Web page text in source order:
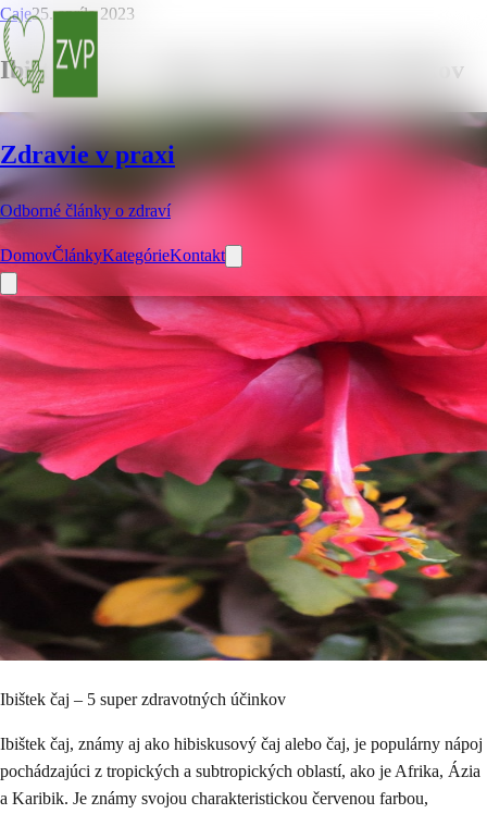
Zdravie v praxi
Odborné články o zdraví
DomovČlánkyKategórieKontakt
Caje25. apríla 2023
Ibištek čaj – 5 super zdravotných účinkov
Ibištek čaj – 5 super zdravotných účinkov
Ibištek čaj, známy aj ako hibiskusový čaj alebo čaj, je populárny nápoj
pochádzajúci z tropických a subtropických oblastí, ako je Afrika, Ázia
a Karibik. Je známy svojou charakteristickou červenou farbou,